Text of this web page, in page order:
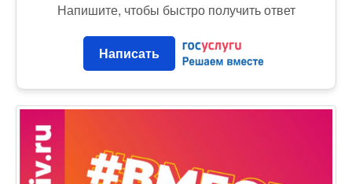
Напишите, чтобы быстро получить ответ
Написать